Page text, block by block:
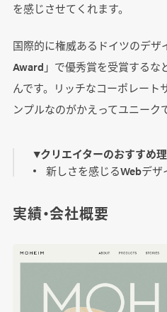
を感じさせてくれます。
国際的に権威あるドイツのデ
Award」で優秀賞を受賞するな
んです。リッチなコーポレート
ンプルなのがかえってユニーク
▼クリエイターのおすすめ
新しさを感じるWebデザ
実績・会社概要